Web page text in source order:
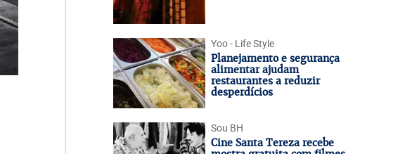
Yoo - Life Style
Planejamento e segurança
alimentar ajudam
restaurantes a reduzir
desperdícios
Sou BH
Cine Santa Tereza recebe